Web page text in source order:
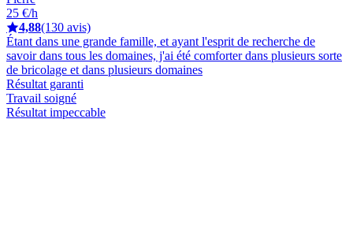
25 €/h
4,88(130 avis)
Étant dans une grande famille, et ayant l'esprit de recherche de
savoir dans tous les domaines, j'ai été comforter dans plusieurs sorte
de bricolage et dans plusieurs domaines
Résultat garanti
Travail soigné
Résultat impeccable